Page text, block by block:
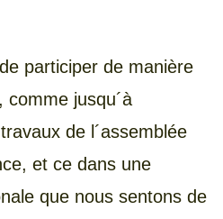
participer de manière
jusqu´à
de l´assemblée
et ce dans une
que nous sentons de